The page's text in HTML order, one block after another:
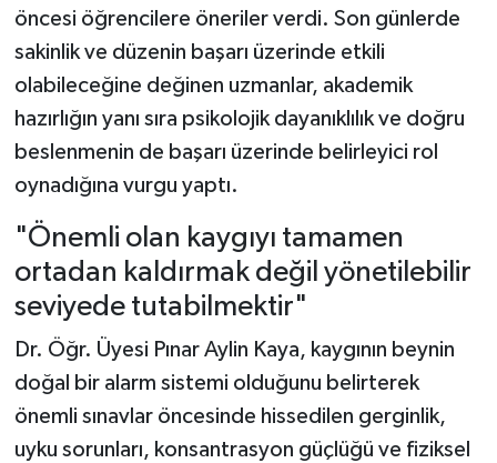
öncesi öğrencilere öneriler verdi. Son günlerde
sakinlik ve düzenin başarı üzerinde etkili
olabileceğine değinen uzmanlar, akademik
hazırlığın yanı sıra psikolojik dayanıklılık ve doğru
beslenmenin de başarı üzerinde belirleyici rol
oynadığına vurgu yaptı.
"Önemli olan kaygıyı tamamen
ortadan kaldırmak değil yönetilebilir
seviyede tutabilmektir"
Dr. Öğr. Üyesi Pınar Aylin Kaya, kaygının beynin
doğal bir alarm sistemi olduğunu belirterek
önemli sınavlar öncesinde hissedilen gerginlik,
uyku sorunları, konsantrasyon güçlüğü ve fiziksel